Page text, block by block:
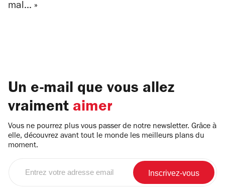
mal... »
Un e-mail que vous allez
vraiment aimer
Vous ne pourrez plus vous passer de notre newsletter. Grâce à
elle, découvrez avant tout le monde les meilleurs plans du
moment.